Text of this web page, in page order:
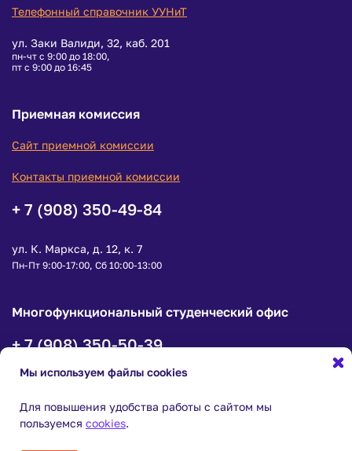
Телефонный справочник УУНиТ
ул. Заки Валиди, 32, каб. 201
пн-чт с 9:00 до 18:00,
пт с 9:00 до 16:45
Приемная комиссия
Сайт приемной комиссии
Контакты приемной комиссии
+ 7 (908) 350-49-84
ул. К. Маркса, д. 12, к. 7
Пн-Пт 9:00-17:00, Сб 10:00-13:00
Многофункциональный студенческий офис
+ 7 (908) 350-50-39
пн-чт с 9:00 до 18:00, пт с 9:00 до 16:45
© ФГБОУ ВО «Уфимский университет науки и технологий»
Мы используем файлы cookies
Для повышения удобства работы с сайтом мы
пользуемся cookies.